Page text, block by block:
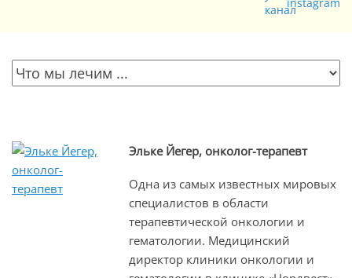
Эльке Йегер, онколог-терапевт
Одна из самых известных мировых
специалистов в области
терапевтической онкологии и
гематологии. Медицинский
директор клиники онкологии и